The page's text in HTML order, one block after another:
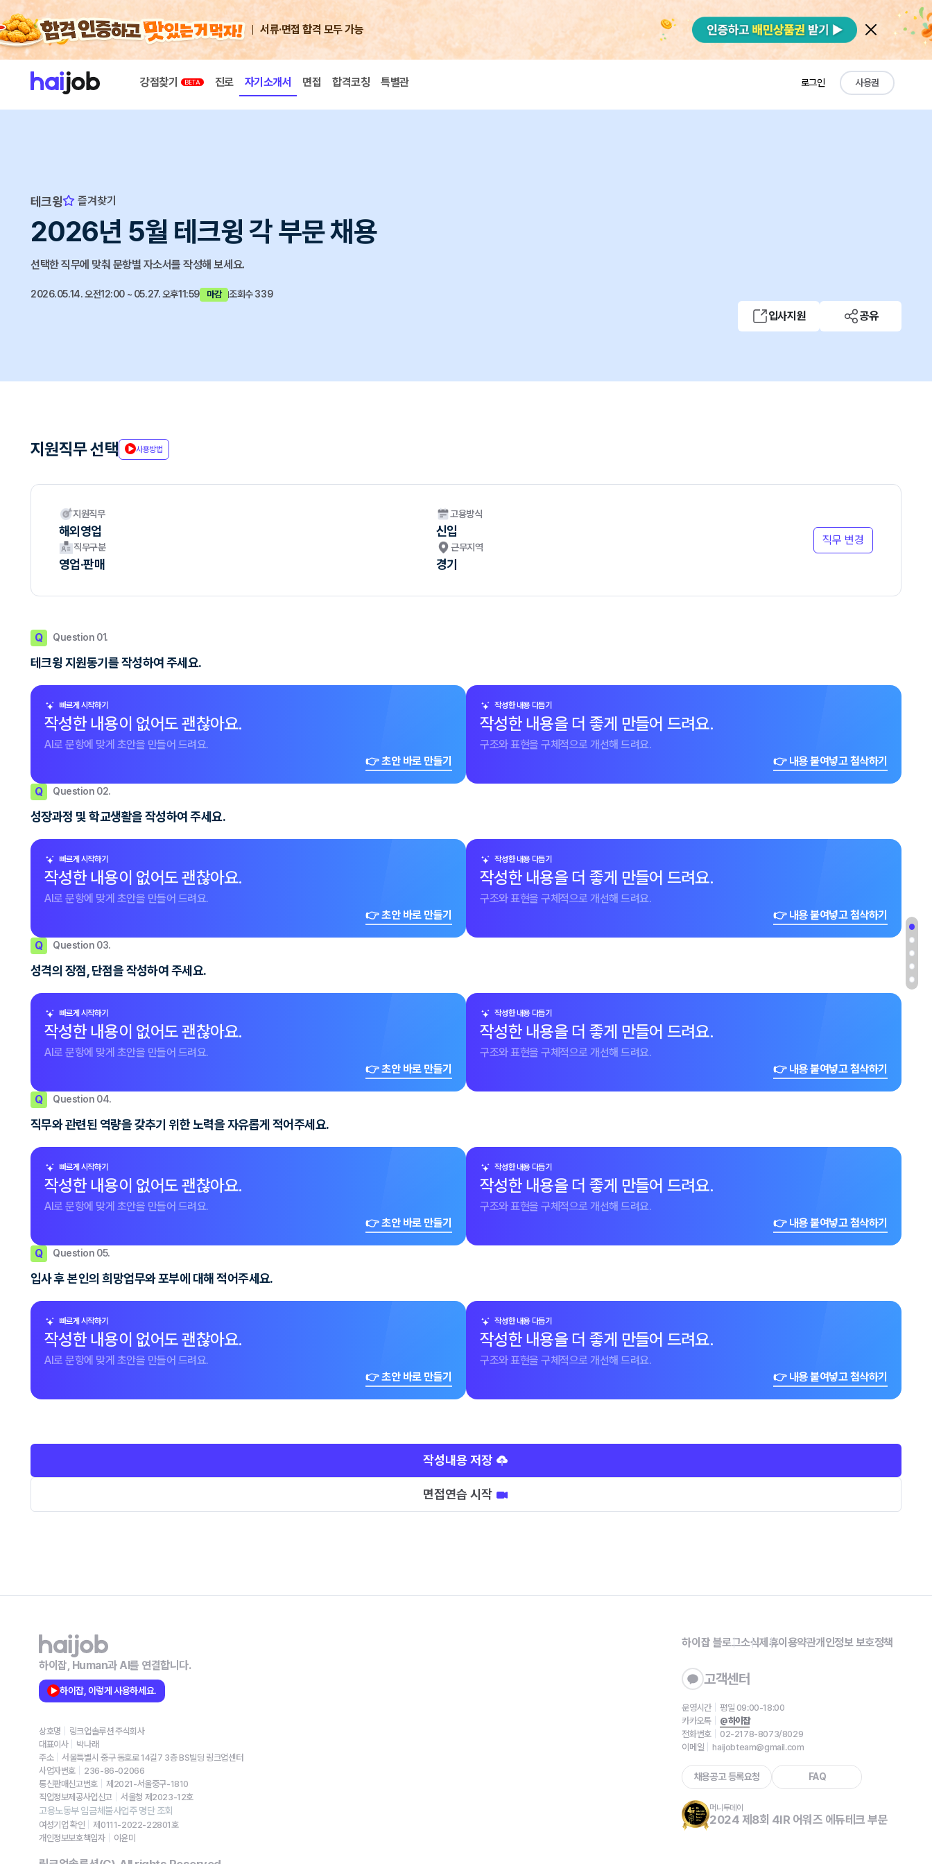
서류·면접 합격 모두 가능
강점찾기 진로 자기소개서 면접 합격코칭 특별관 로그인 사용권
테크윙 즐겨찾기
2026년 5월 테크윙 각 부문 채용
선택한 직무에 맞춰 문항별 자소서를 작성해 보세요.
2026.05.14. 오전12:00 ~ 05.27. 오후11:59 마감 조회수 339
입사지원 공유
지원직무 선택 사용방법
지원직무
해외영업
고용방식
신입
직무구분
영업·판매
근무지역
경기
직무 변경
Q Question 01.
테크윙 지원동기를 작성하여 주세요.
빠르게 시작하기
작성한 내용이 없어도 괜찮아요.
AI로 문항에 맞게 초안을 만들어 드려요.
👉 초안 바로 만들기
작성한 내용 다듬기
작성한 내용을 더 좋게 만들어 드려요.
구조와 표현을 구체적으로 개선해 드려요.
👉 내용 붙여넣고 첨삭하기
Q Question 02.
성장과정 및 학교생활을 작성하여 주세요.
빠르게 시작하기
작성한 내용이 없어도 괜찮아요.
AI로 문항에 맞게 초안을 만들어 드려요.
👉 초안 바로 만들기
작성한 내용 다듬기
작성한 내용을 더 좋게 만들어 드려요.
구조와 표현을 구체적으로 개선해 드려요.
👉 내용 붙여넣고 첨삭하기
Q Question 03.
성격의 장점, 단점을 작성하여 주세요.
빠르게 시작하기
작성한 내용이 없어도 괜찮아요.
AI로 문항에 맞게 초안을 만들어 드려요.
👉 초안 바로 만들기
작성한 내용 다듬기
작성한 내용을 더 좋게 만들어 드려요.
구조와 표현을 구체적으로 개선해 드려요.
👉 내용 붙여넣고 첨삭하기
Q Question 04.
직무와 관련된 역량을 갖추기 위한 노력을 자유롭게 적어주세요.
빠르게 시작하기
작성한 내용이 없어도 괜찮아요.
AI로 문항에 맞게 초안을 만들어 드려요.
👉 초안 바로 만들기
작성한 내용 다듬기
작성한 내용을 더 좋게 만들어 드려요.
구조와 표현을 구체적으로 개선해 드려요.
👉 내용 붙여넣고 첨삭하기
Q Question 05.
입사 후 본인의 희망업무와 포부에 대해 적어주세요.
빠르게 시작하기
작성한 내용이 없어도 괜찮아요.
AI로 문항에 맞게 초안을 만들어 드려요.
👉 초안 바로 만들기
작성한 내용 다듬기
작성한 내용을 더 좋게 만들어 드려요.
구조와 표현을 구체적으로 개선해 드려요.
👉 내용 붙여넣고 첨삭하기
작성내용 저장
면접연습 시작
하이잡, Human과 AI를 연결합니다.
하이잡, 이렇게 사용하세요.
상호명
링크업솔루션 주식회사
대표이사
박나래
주소
서울특별시 중구 동호로 14길7 3층 BS빌딩 링크업센터
사업자번호
236-86-02066
통신판매신고번호
제2021-서울중구-1810
직업정보제공사업신고
서울청 제2023-12호
고용노동부 임금체불사업주 명단 조회
여성기업 확인
제0111-2022-22801호
개인정보보호책임자
이윤미
하이잡 블로그소식제휴이용약관개인정보 보호정책
고객센터
운영시간
평일 09:00-18:00
카카오톡
@하이잡
전화번호
02-2178-8073/8029
이메일
haijobteam@gmail.com
채용공고 등록요청 FAQ
머니투데이
2024 제8회 4IR 어워즈 에듀테크 부문